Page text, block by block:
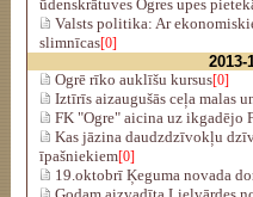
ūdenskrātuves Ogres upes
Valsts politika: Ar
slimnīcas[0]
2013-
Ogrē rīko auklīšu kursus[0]
Iztīrīs aizaugušās ceļa malas
FK "Ogre" aicina uz ikgadējo
Kas jāzina daudzdzīvokļu
īpašniekiem[0]
19.oktobrī Ķeguma novada